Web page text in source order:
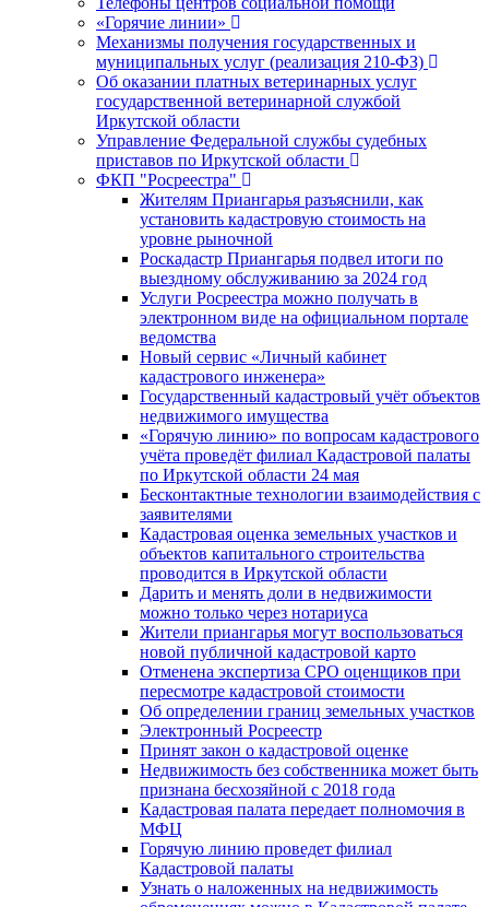
«Горячие линии»
Механизмы получения государственных и
муниципальных услуг (реализация 210-ФЗ)
Об оказании платных ветеринарных услуг
государственной ветеринарной службой
Иркутской области
Управление Федеральной службы судебных
приставов по Иркутской области
ФКП "Росреестра"
Жителям Приангарья разъяснили, как
установить кадастровую стоимость на
уровне рыночной
Роскадастр Приангарья подвел итоги по
выездному обслуживанию за 2024 год
Услуги Росреестра можно получать в
электронном виде на официальном портале
ведомства
Новый сервис «Личный кабинет
кадастрового инженера»
Государственный кадастровый учёт объектов
недвижимого имущества
«Горячую линию» по вопросам кадастрового
учёта проведёт филиал Кадастровой палаты
по Иркутской области 24 мая
Бесконтактные технологии взаимодействия с
заявителями
Кадастровая оценка земельных участков и
объектов капитального строительства
проводится в Иркутской области
Дарить и менять доли в недвижимости
можно только через нотариуса
Жители приангарья могут воспользоваться
новой публичной кадастровой карто
Отменена экспертиза СРО оценщиков при
пересмотре кадастровой стоимости
Об определении границ земельных участков
Электронный Росреестр
Принят закон о кадастровой оценке
Недвижимость без собственника может быть
признана бесхозяйной с 2018 года
Кадастровая палата передает полномочия в
МФЦ
Горячую линию проведет филиал
Кадастровой палаты
Узнать о наложенных на недвижимость